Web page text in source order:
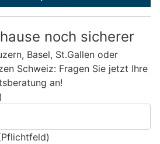
noch sicherer
Basel, St.Gallen oder
Schweiz: Fragen Sie jetzt Ihre
an!